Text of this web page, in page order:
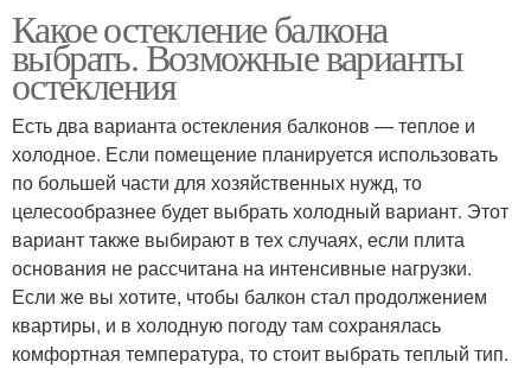
Какое остекление балкона
выбрать. Возможные варианты
остекления
Есть два варианта остекления балконов — теплое и
холодное. Если помещение планируется использовать
по большей части для хозяйственных нужд, то
целесообразнее будет выбрать холодный вариант. Этот
вариант также выбирают в тех случаях, если плита
основания не рассчитана на интенсивные нагрузки.
Если же вы хотите, чтобы балкон стал продолжением
квартиры, и в холодную погоду там сохранялась
комфортная температура, то стоит выбрать теплый тип.